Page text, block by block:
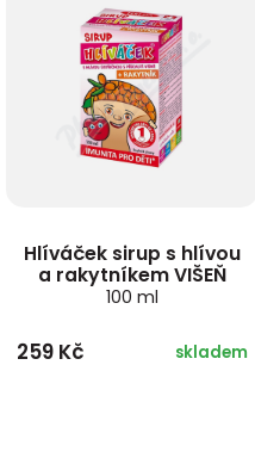
Hlíváček sirup s hlívou
a rakytníkem VIŠEŇ
100 ml
259 Kč skladem